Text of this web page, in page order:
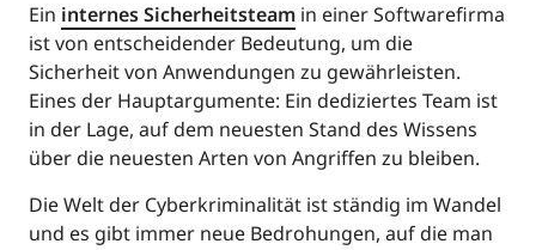
Ein internes Sicherheitsteam in einer Softwarefirma
ist von entscheidender Bedeutung, um die
Sicherheit von Anwendungen zu gewährleisten.
Eines der Hauptargumente: Ein dediziertes Team ist
in der Lage, auf dem neuesten Stand des Wissens
über die neuesten Arten von Angriffen zu bleiben.
Die Welt der Cyberkriminalität ist ständig im Wandel
und es gibt immer neue Bedrohungen, auf die man